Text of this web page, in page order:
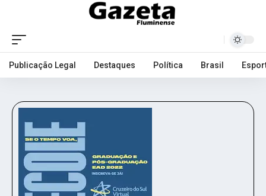
Publicação Legal Destaques Política Brasil